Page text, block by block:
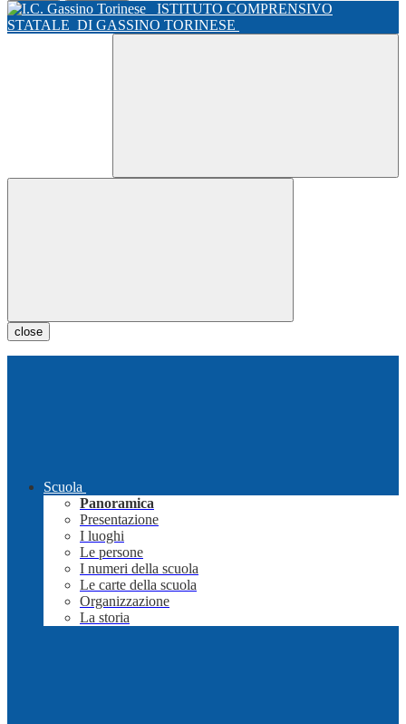
ISTITUTO COMPRENSIVO
STATALE DI GASSINO TORINESE
close
Scuola
Panoramica
Presentazione
I luoghi
Le persone
I numeri della scuola
Le carte della scuola
Organizzazione
La storia